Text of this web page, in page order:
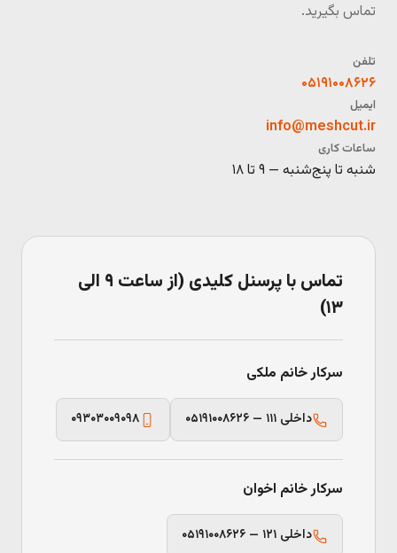
تماس بگیرید.
تلفن
۰۵۱۹۱۰۰۸۶۲۶
ایمیل
info@meshcut.ir
ساعات کاری
شنبه تا پنج‌شنبه — ۹ تا ۱۸
تماس با پرسنل کلیدی (از ساعت ۹ الی
۱۳)
سرکار خانم ملکی
۰۵۱۹۱۰۰۸۶۲۶ — داخلی ۱۱۱ ۰۹۳۰۳۰۰۹۰۹۸
سرکار خانم اخوان
۰۵۱۹۱۰۰۸۶۲۶ — داخلی ۱۲۱